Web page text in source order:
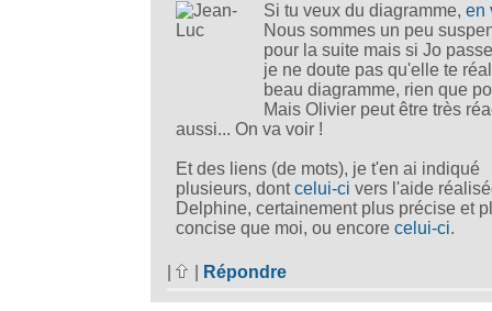
Si tu veux du diagramme,en
Nous sommes un peu
pour la suite mais si Jo
je ne doute pas qu'elle te
beau diagramme, rien que
Mais Olivier peut être très
aussi... On va voir !
Et des liens (de mots), je t'en ai indiqué
plusieurs, dontcelui-ci vers l'aide
Delphine, certainement plus précise et
concise que moi, ou encorecelui-ci.
| Répondre